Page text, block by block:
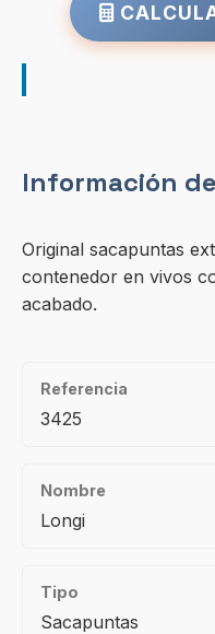
Información
Original sacapuntas
contenedor en vivos
acabado.
Referencia
3425
Nombre
Longi
Tipo
Sacapuntas